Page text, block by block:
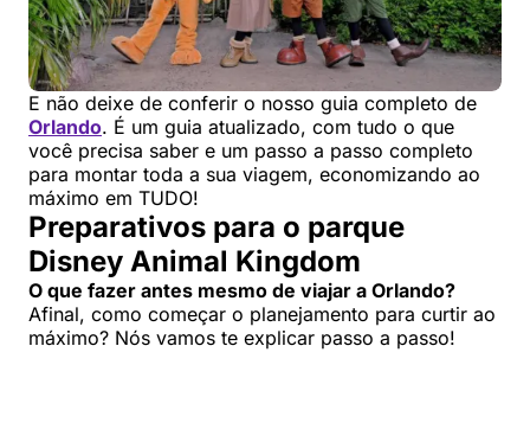
E não deixe de conferir o nosso guia completo de
Orlando. É um guia atualizado, com tudo o que
você precisa saber e um passo a passo completo
para montar toda a sua viagem, economizando ao
máximo em TUDO!
Preparativos para o parque
Disney Animal Kingdom
O que fazer antes mesmo de viajar a Orlando?
Afinal, como começar o planejamento para curtir ao
máximo? Nós vamos te explicar passo a passo!